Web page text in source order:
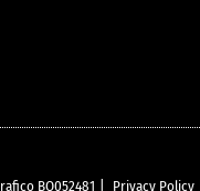
BO052481
Privacy Policy